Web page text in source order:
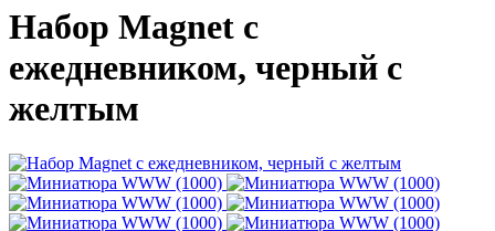
Набор Magnet с
ежедневником, черный с
желтым